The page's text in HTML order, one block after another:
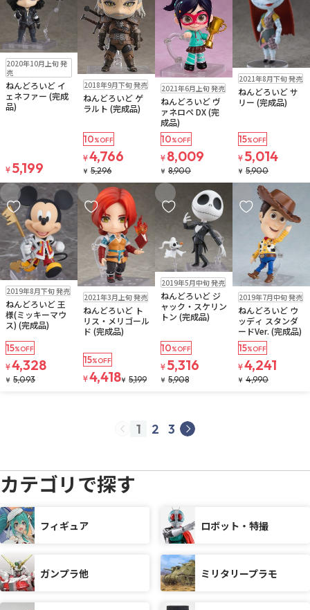
在庫なし
2020年10月上旬 発
売
ねんどろいど イ
ェネファー (完成
品)
¥ 5,199
在庫なし
2018年9月下旬 発売
ねんどろいど ゲ
ラルト (完成品)
10%OFF
¥4,766
¥ 5,296
在庫なし
2021年6月上旬 発売
ねんどろいど ヴ
ァネロペ DX (完
成品)
10%OFF
¥ 8,009
¥ 8,900
在庫なし
2021年8月下旬 発売
ねんどろいど サ
リー (完成品)
15%OFF
¥ 5,014
¥ 5,900
お気に入りに追加
在庫なし
2019年8月下旬 発売
ねんどろいど 王
様(ミッキーマウ
ス) (完成品)
15%OFF
¥4,328
¥ 5,093
お気に入りに追加
在庫なし
2021年3月上旬 発売
ねんどろいど ト
リス・メリゴール
ド (完成品)
15%OFF
¥4,418¥ 5,199
お気に入りに追加
在庫なし
2019年5月中旬 発売
ねんどろいど ジ
ャック・スケリン
トン (完成品)
10%OFF
¥ 5,316
¥ 5,908
お気に入りに
在庫なし
2019年7月中旬 発売
ねんどろいど ウ
ッディ スタンダ
ードVer. (完成品)
15%OFF
¥4,241
¥ 4,990
prev next
1 2 3
カテゴリで探す
フィギュア ロボット・特撮
ガンプラ他 ミリタリープラモ